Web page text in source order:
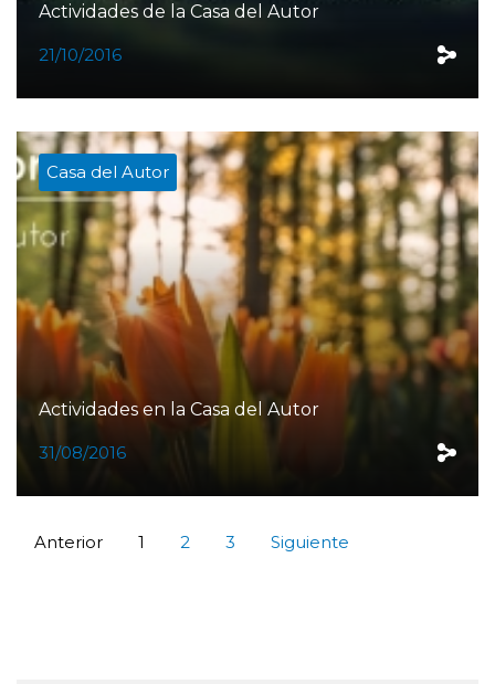
Actividades de la Casa del Autor
21/10/2016
Casa del Autor
Actividades en la Casa del Autor
31/08/2016
Anterior 1 2 3 Siguiente